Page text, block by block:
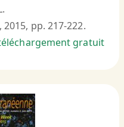
2015, pp. 217-222.
gratuit